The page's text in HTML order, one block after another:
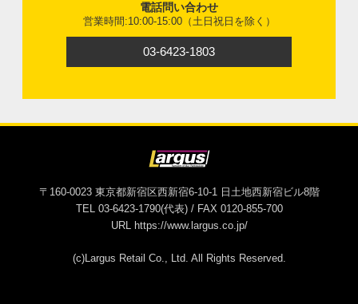
電話問い合わせ
営業時間:10:00-15:00（土日祝日を除く）
03-6423-1803
〒160-0023 東京都新宿区西新宿6-10-1 日土地西新宿ビル8階
TEL 03-6423-1790(代表) / FAX 0120-855-700
URL https://www.largus.co.jp/
(c)Largus Retail Co., Ltd. All Rights Reserved.